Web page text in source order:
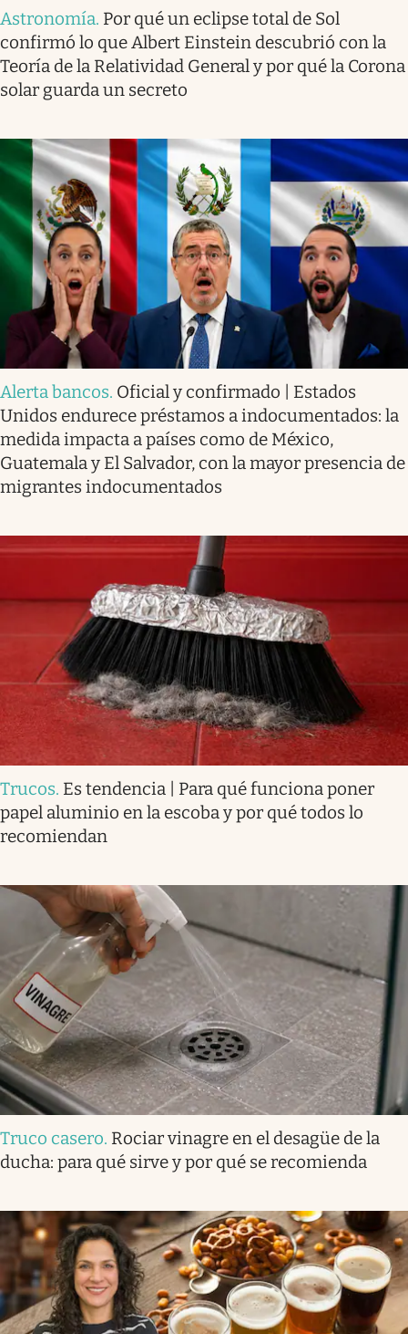
Astronomía. Por qué un eclipse total de Sol
confirmó lo que Albert Einstein descubrió con la
Teoría de la Relatividad General y por qué la Corona
solar guarda un secreto
Alerta bancos. Oficial y confirmado | Estados
Unidos endurece préstamos a indocumentados: la
medida impacta a países como de México,
Guatemala y El Salvador, con la mayor presencia de
migrantes indocumentados
Trucos. Es tendencia | Para qué funciona poner
papel aluminio en la escoba y por qué todos lo
recomiendan
Truco casero. Rociar vinagre en el desagüe de la
ducha: para qué sirve y por qué se recomienda